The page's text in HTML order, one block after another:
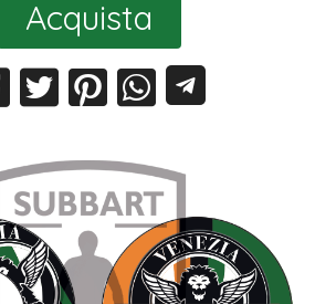
Acquista